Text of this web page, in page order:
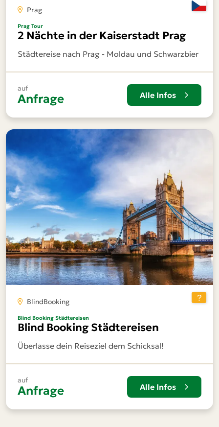
Zeitraum
Preis
€ 40
Zielgebiet
Prag
Prag Tour
2 Nächte in der Kaiserstadt Prag
Städtereise nach Prag - Moldau und Schwarzbier
auf
Anfrage Alle Infos
BlindBooking
Blind Booking Städtereisen
Blind Booking Städtereisen
Überlasse dein Reiseziel dem Schicksal!
auf
Anfrage Alle Infos